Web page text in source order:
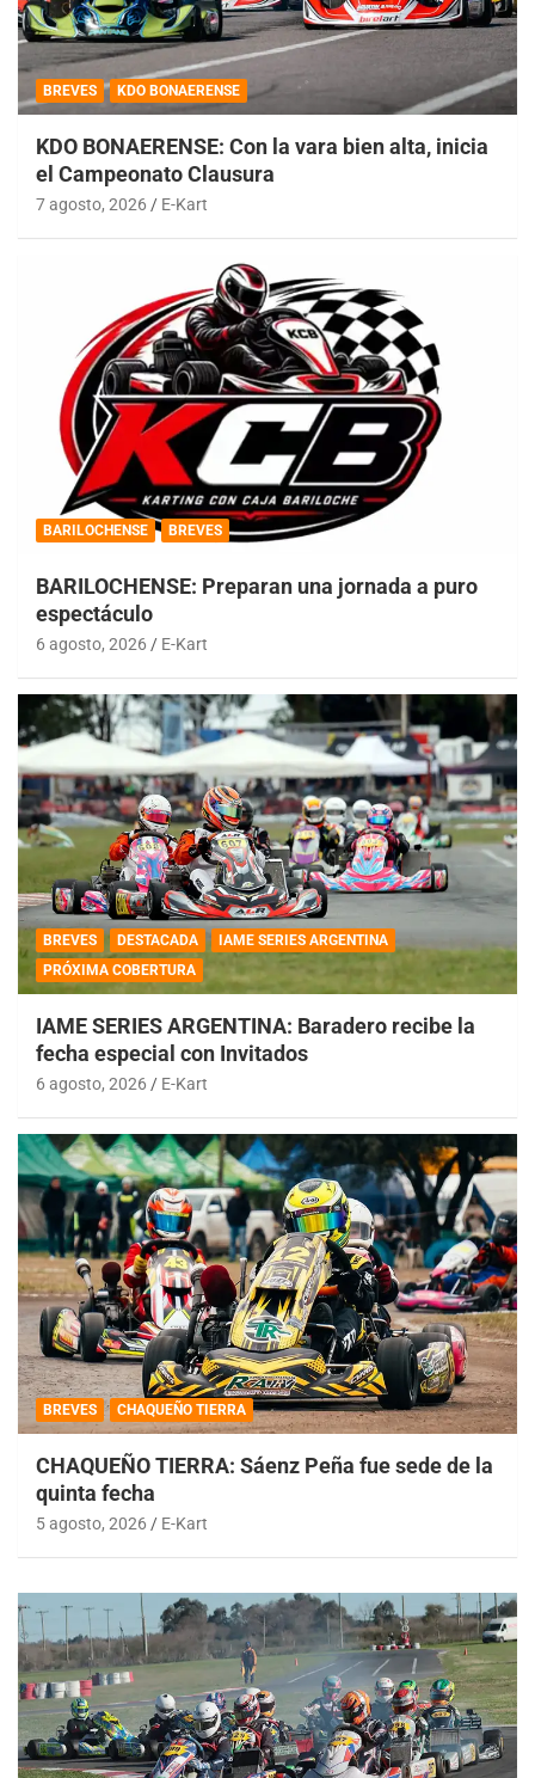
BREVES KDO BONAERENSE
KDO BONAERENSE: Con la vara bien alta, inicia
el Campeonato Clausura
7 agosto, 2026 E-Kart
BARILOCHENSE BREVES
BARILOCHENSE: Preparan una jornada a puro
espectáculo
6 agosto, 2026 E-Kart
BREVES DESTACADA
IAME SERIES ARGENTINA
PRÓXIMA COBERTURA
IAME SERIES ARGENTINA: Baradero recibe la
fecha especial con Invitados
6 agosto, 2026 E-Kart
BREVES CHAQUEÑO TIERRA
CHAQUEÑO TIERRA: Sáenz Peña fue sede de la
quinta fecha
5 agosto, 2026 E-Kart